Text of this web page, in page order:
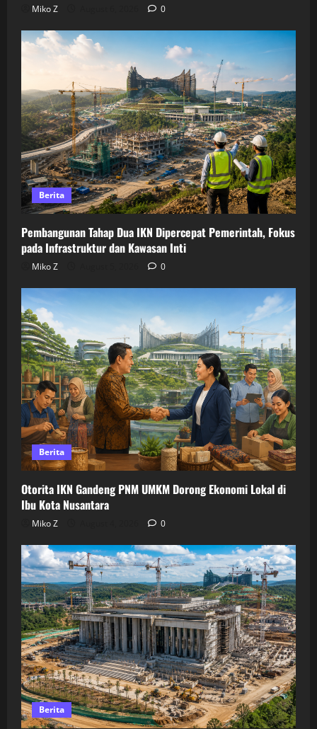
Miko Z 0
Berita
Pembangunan Tahap Dua IKN Dipercepat Pemerintah, Fokus
pada Infrastruktur dan Kawasan Inti
Miko Z 0
Berita
Otorita IKN Gandeng PNM UMKM Dorong Ekonomi Lokal di
Ibu Kota Nusantara
Miko Z 0
Berita